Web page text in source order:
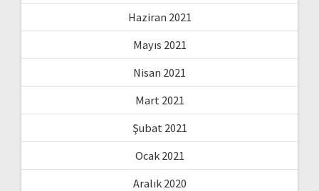
Haziran 2021
Mayıs 2021
Nisan 2021
Mart 2021
Şubat 2021
Ocak 2021
Aralık 2020